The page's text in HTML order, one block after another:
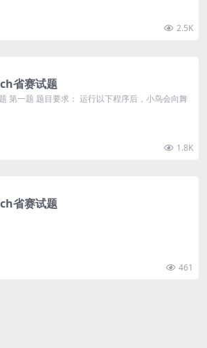
2.5K
省赛试题
第一题 题目要求： 运行以下程序后，小鸟会向舞
1.8K
省赛试题
461